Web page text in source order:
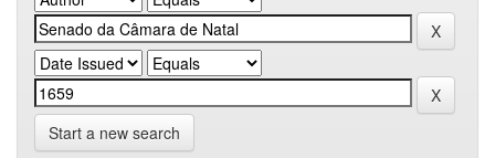
Start a new search